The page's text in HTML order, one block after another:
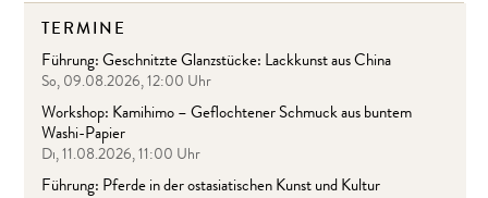
TERMINE
Führung: Geschnitzte Glanzstücke: Lackkunst aus China
So, 09.08.2026, 12:00 Uhr
Workshop: Kamihimo – Geflochtener Schmuck aus buntem
Washi-Papier
Di, 11.08.2026, 11:00 Uhr
Führung: Pferde in der ostasiatischen Kunst und Kultur